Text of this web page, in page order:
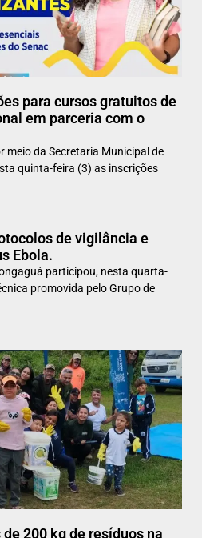
para cursos gratuitos de
em parceria com o
meio da Secretaria Municipal de
quinta-feira (3) as inscrições
de vigilância e
Ebola.
participou, nesta quarta-
promovida pelo Grupo de
200 kg de resíduos na